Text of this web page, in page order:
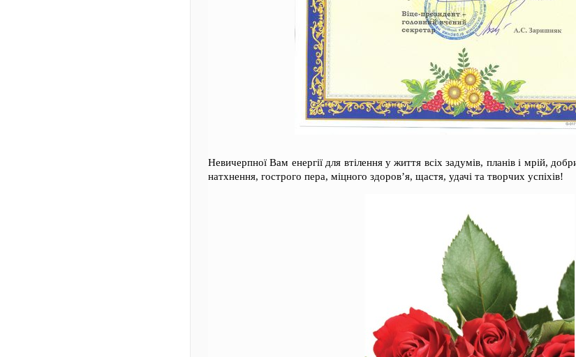
Невичерпної Вам енергії для втілення у життя всіх задумів, планів і мрій,
натхнення, гострого пера, міцного здоров’я, щастя, удачі та творчих успіхів!